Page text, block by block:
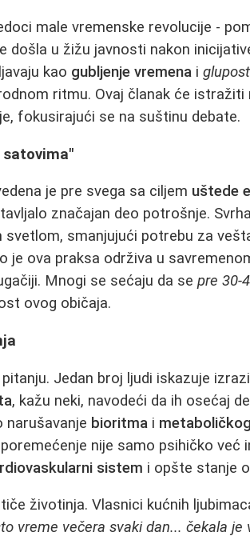
male vremenske revolucije -
došla u žižu javnosti nakon
kao gubljenje vremena i
ritmu. Ovaj članak će
fokusirajući se na suštinu debate.
je pre svega sa ciljem uštede
značajan deo potrošnje.
smanjujući potrebu za
je ova praksa održiva u
Mnogi se sećaju da sepre 30-
ovog običaja.
Jedan broj ljudi iskazuje
, kažu neki, navodeći da ih osećaj
narušavanje bioritma i
nije samo psihičko već
sistem i opšte stanje
životinja. Vlasnici kućnih
vreme večera svaki dan... čekala je